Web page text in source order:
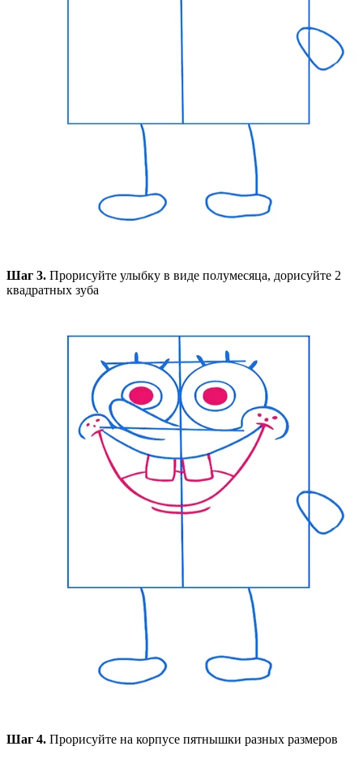
Шаг 3. Прорисуйте улыбку в виде полумесяца, дорисуйте 2
квадратных зуба
Шаг 4. Прорисуйте на корпусе пятнышки разных размеров